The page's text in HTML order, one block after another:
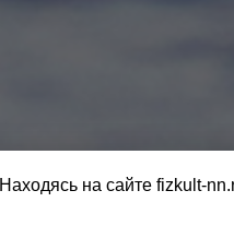
Находясь на сайте fizkult-